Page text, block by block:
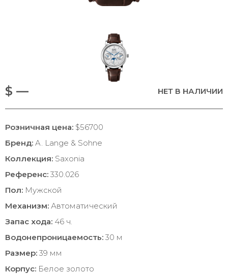
$ — НЕТ В НАЛИЧИИ
Розничная цена: $56700
Бренд: A. Lange & Sohne
Коллекция: Saxonia
Референс: 330.026
Пол: Мужской
Механизм: Автоматический
Запас хода: 46 ч.
Водонепроницаемость: 30 м
Размер: 39 мм
Корпус: Белое золото